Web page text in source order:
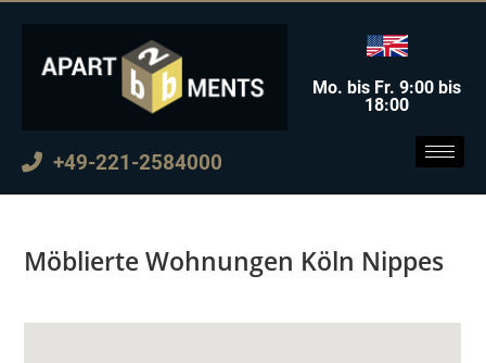
+49-221-2584000
Mo. bis Fr. 9:00 bis
18:00
Möblierte Wohnungen Köln Nippes